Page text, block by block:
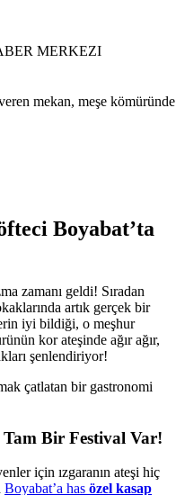
MERKEZI
Boyabat’ta
zamanı geldi! Sıradan
artık gerçek bir
iyi bildiği, o meşhur
kor ateşinde ağır ağır,
şenlendiriyor!
çatlatan bir gastronomi
Tam Bir Festival Var!
için ızgaranın ateşi hiç
Boyabat’a has özel kasap